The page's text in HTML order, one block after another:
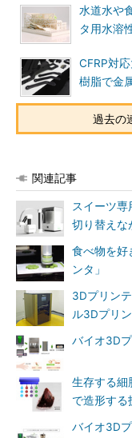
水道水や
タ用水溶
CFRP対
樹脂で金
過去の
関連記事
スイーツ
切り替えな
食べ物を好
ンタ」
3Dプリン
ル3Dプリ
バイオ3D
生存する細
で造形する
バイオ3D